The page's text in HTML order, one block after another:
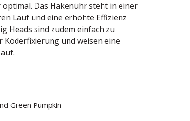
optimal. Das Hakenühr steht in einer
Lauf und eine erhöhte Effizienz
Heads sind zudem einfach zu
und weisen eine
Green Pumpkin